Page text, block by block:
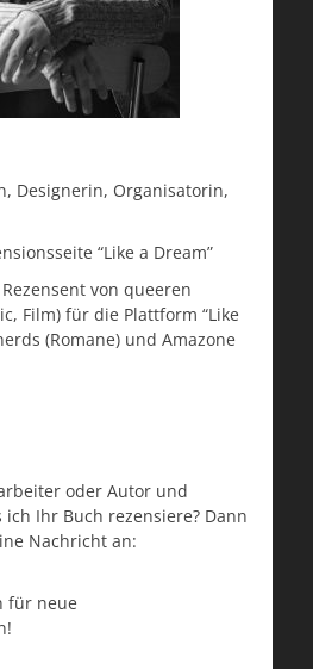
Designerin, Organisatorin,
“Like a Dream”
von queeren
Film) für die Plattform “Like
(Romane) und Amazone
oder Autor und
Ihr Buch rezensiere? Dann
Nachricht an:
für neue